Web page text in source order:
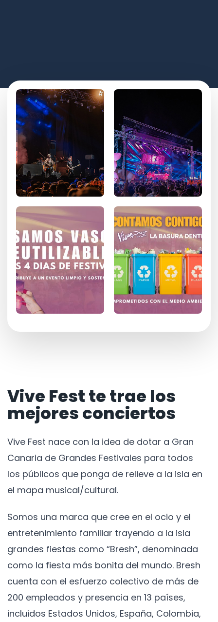
Vive Fest te trae los
mejores conciertos
Vive Fest nace con la idea de dotar a Gran
Canaria de Grandes Festivales para todos
los públicos que ponga de relieve a la isla en
el mapa musical/cultural.
Somos una marca que cree en el ocio y el
entretenimiento familiar trayendo a la isla
grandes fiestas como “Bresh”, denominada
como la fiesta más bonita del mundo. Bresh
cuenta con el esfuerzo colectivo de más de
200 empleados y presencia en 13 países,
incluidos Estados Unidos, España, Colombia,